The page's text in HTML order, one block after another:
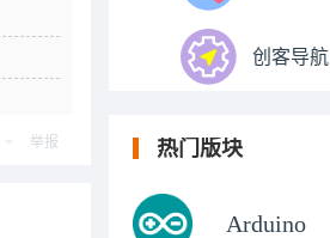
举报
创客导航
热门版块
Arduino